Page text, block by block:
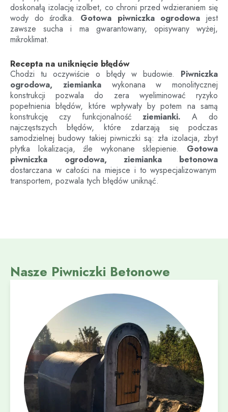
doskonałą izolację izolbet, co chroni przed wdzieraniem się
wody do środka. Gotowa piwniczka ogrodowa jest
zawsze sucha i ma gwarantowany, opisywany wyżej,
mikroklimat.
Recepta na uniknięcie błędów
Chodzi tu oczywiście o błędy w budowie. Piwniczka
ogrodowa, ziemiankawykonana w monolitycznej
konstrukcji pozwala do zera wyeliminować ryzyko
popełnienia błędów, które wpływały by potem na samą
konstrukcję czy funkcjonalnośćziemianki. A do
najczęstszych błędów, które zdarzają się podczas
samodzielnej budowy takiej piwniczki są: zła izolacja, zbyt
płytka lokalizacja, źle wykonane sklepienie. Gotowa
piwniczka ogrodowa, ziemianka betonowa
dostarczana w całości na miejsce i to wyspecjalizowanym
transportem, pozwala tych błędów uniknąć.
Nasze Piwniczki Betonowe